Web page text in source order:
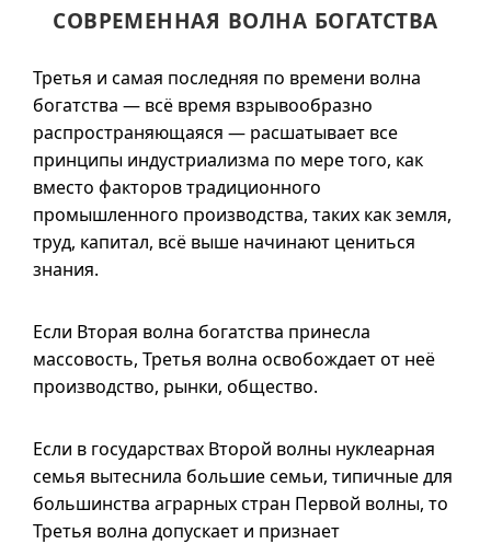
СОВРЕМЕННАЯ ВОЛНА БОГАТСТВА
Третья и самая последняя по времени волна
богатства — всё время взрывообразно
распространяющаяся — расшатывает все
принципы индустриализма по мере того, как
вместо факторов традиционного
промышленного производства, таких как земля,
труд, капитал, всё выше начинают цениться
знания.
Если Вторая волна богатства принесла
массовость, Третья волна освобождает от неё
производство, рынки, общество.
Если в государствах Второй волны нуклеарная
семья вытеснила большие семьи, типичные для
большинства аграрных стран Первой волны, то
Третья волна допускает и признает